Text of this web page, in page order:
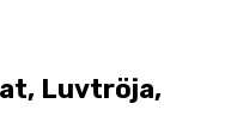
Luvtröja,